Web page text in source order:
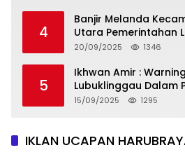
4
Banjir Melanda
Utara Pemerintahan
Mengatasi Banjir
20/09/2025 1346
5
Ikhwan Amir :
Lubuklinggau Dalam
Khusus
15/09/2025 1295
IKLAN UCAPAN